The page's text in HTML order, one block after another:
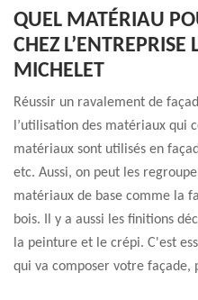
QUEL MATÉRIAU
CHEZ
MICHELET
Réussir un ravalement de
l’utilisation des matériaux qui
matériaux sont utilisés en
etc. Aussi, on peut les
matériaux de base comme la
bois. Il y a aussi les finitions
la peinture et le crépi. C'est
qui va composer votre